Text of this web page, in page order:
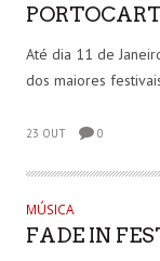
Até dia 11 de
dos maiores
23 OUT 0
MÚSICA
FADE IN